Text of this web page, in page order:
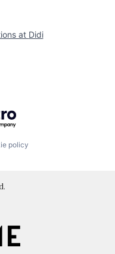
at Didi
policy